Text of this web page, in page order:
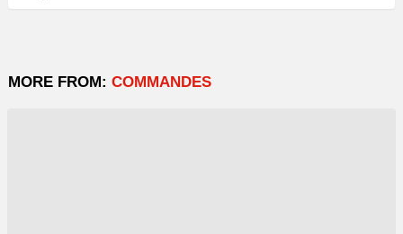
MORE FROM: COMMANDES